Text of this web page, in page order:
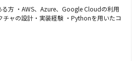
方 ・AWS、Azure、Google Cloudの利用
チャの設計・実装経験 ・Pythonを用いたコ